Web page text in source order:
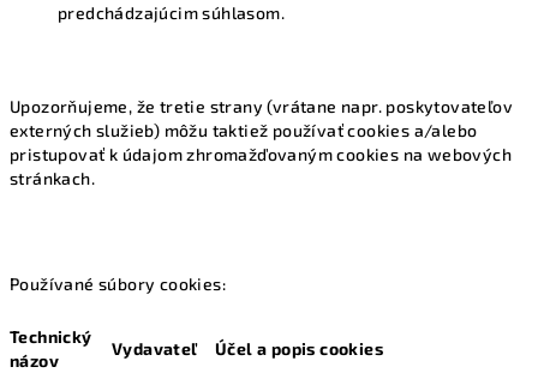
predchádzajúcim súhlasom.
Upozorňujeme, že tretie strany (vrátane napr. poskytovateľov
externých služieb) môžu taktiež používať cookies a/alebo
pristupovať k údajom zhromažďovaným cookies na webových
stránkach.
Používané súbory cookies:
Technický
názov
Vydavateľ Účel a popis cookies